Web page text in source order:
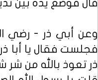
قال فوضع يده بين
وعن أبي ذر - رضي
فجلست فقال يا أبا
ذر تعوذ بالله من شر